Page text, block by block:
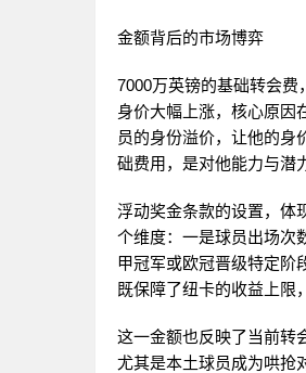
金额背后的市场博弈
7000万英镑的基础转会
身价大幅上涨，核心原因
员的身份溢价，让他的身
础费用，是对他能力与潜
浮动奖金条款的设置，体
个维度：一是球员出场次
甲冠军或欧冠晋级特定阶
既保障了纽卡的收益上限
这一金额也反映了当前转
尤其是本土球员成为哄抢